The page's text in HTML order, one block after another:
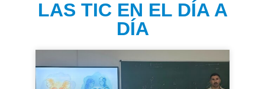
LAS TIC EN EL DÍA A
DÍA